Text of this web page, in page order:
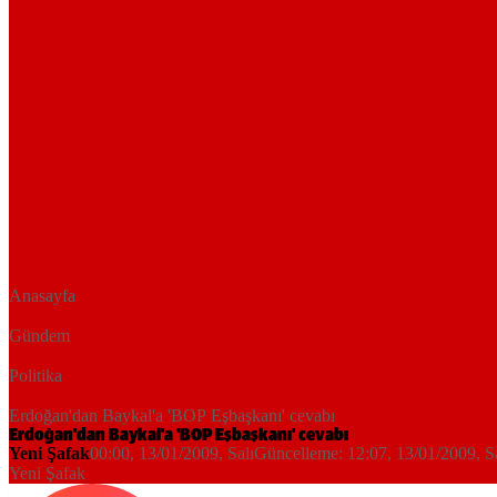
Anasayfa
Gündem
Politika
Erdoğan'dan Baykal'a 'BOP Eşbaşkanı' cevabı
Erdoğan'dan Baykal'a 'BOP Eşbaşkanı' cevabı
Yeni Şafak00:00, 13/01/2009, SalıGüncelleme: 12:07, 13/01/2009,
Yeni Şafak